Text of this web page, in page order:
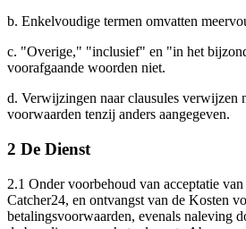
b. Enkelvoudige termen omvatten
c. "Overige," "inclusief" en "in het
voorafgaande woorden niet.
d. Verwijzingen naar clausules verwijzen
voorwaarden tenzij anders aangegeven.
2 De Dienst
2.1 Onder voorbehoud van acceptatie
Catcher24, en ontvangst van de Kosten
betalingsvoorwaarden, evenals naleving